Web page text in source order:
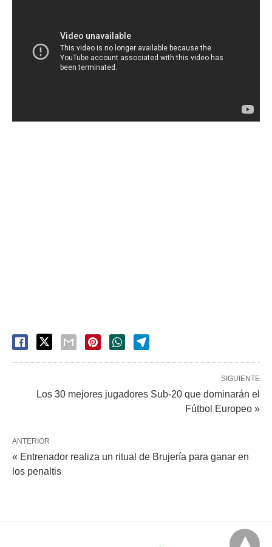
SIGUIENTE
Los 30 mejores jugadores Sub-20 que dominarán el
Fútbol Europeo »
ANTERIOR
« Entrenador realiza un ritual de Brujería para ganar en
los penaltis